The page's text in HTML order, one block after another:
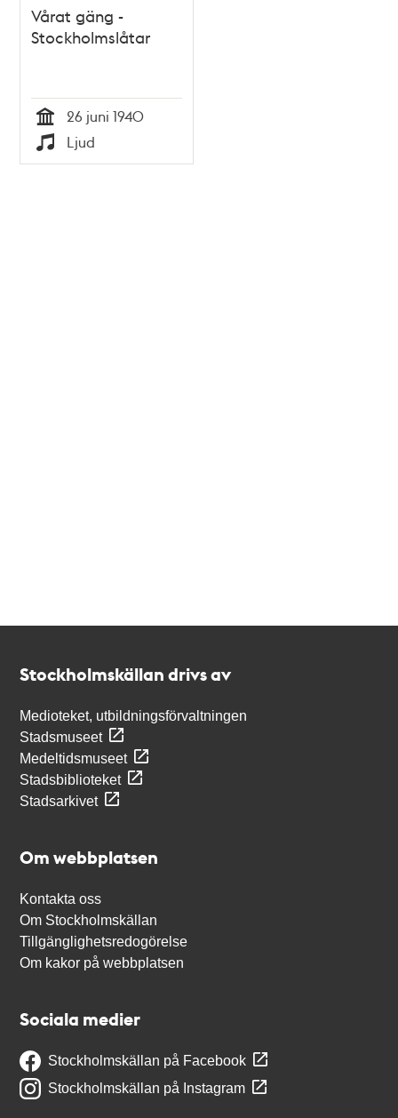
Vårat gäng -
Stockholmslåtar
Tid
26 juni 1940
Typ
Ljud
Stockholmskällan drivs av
Medioteket, utbildningsförvaltningen
Stadsmuseet
Medeltidsmuseet
Stadsbiblioteket
Stadsarkivet
Om webbplatsen
Kontakta oss
Om Stockholmskällan
Tillgänglighetsredogörelse
Om kakor på webbplatsen
Sociala medier
Stockholmskällan på Facebook
Stockholmskällan på Instagram